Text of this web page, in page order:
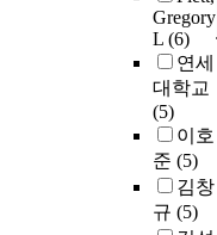
Gregory
L (6)
연세
대학교
(5)
이호
준 (5)
김창
규 (5)